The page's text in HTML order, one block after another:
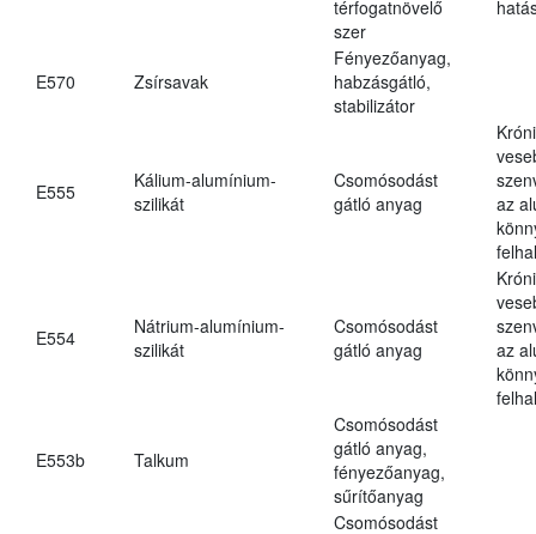
térfogatnövelő
szer
E570 Zsírsavak
Fényezőanyag,
habzásgátló,
stabilizátor
E555
Kálium-alumínium-
szilikát
Csomósodást
gátló anyag
az
E554
Nátrium-alumínium-
szilikát
Csomósodást
gátló anyag
az
E553b Talkum
Csomósodást
gátló anyag,
fényezőanyag,
sűrítőanyag
Csomósodást